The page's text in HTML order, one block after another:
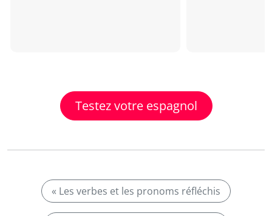
Testez votre espagnol
« Les verbes et les pronoms réfléchis